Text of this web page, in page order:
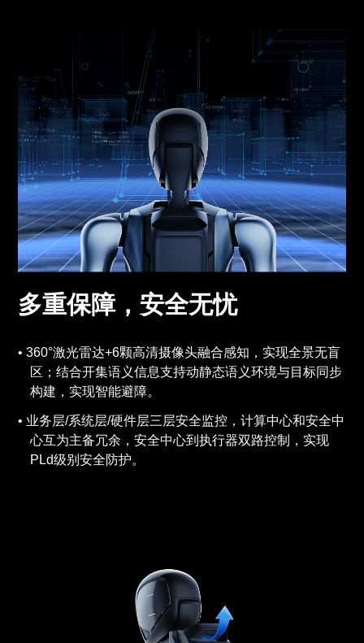
多重保障，安全无忧
360°激光雷达+6颗高清摄像头融合感知，实现全景无盲
区；结合开集语义信息支持动静态语义环境与目标同步
构建，实现智能避障。
业务层/系统层/硬件层三层安全监控，计算中心和安全中
心互为主备冗余，安全中心到执行器双路控制，实现
PLd级别安全防护。